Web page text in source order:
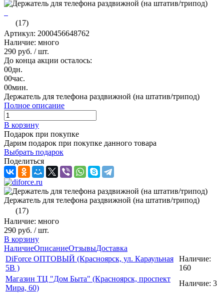
(17)
Артикул: 2000456648762
Наличие: много
290 руб. / шт.
До конца акции осталось:
00дн.
00час.
00мин.
Держатель для телефона раздвижной (на штатив/трипод)
Полное описание
В корзину
Подарок при покупке
Дарим подарок при покупке данного товара
Выбрать подарок
Поделиться
Держатель для телефона раздвижной (на штатив/трипод)
(17)
Наличие: много
290 руб. / шт.
В корзину
НаличиеОписаниеОтзывыДоставка
DiForce ОПТОВЫЙ (Красноярск, ул. Караульная
5B )
Наличие:
160
Магазин ТЦ "Дом Быта" (Красноярск, проспект
Мира, 60)
Наличие: 3